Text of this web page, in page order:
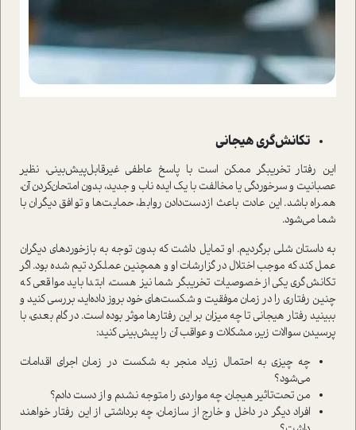
تکانش‌گری هیجانی
این رفتار تخریبگر ممکن است با پاسخ عاطفی غیرقابل‌پیش‌‌بینی، نظیر
عصبانیت و سرخوردگی یا مخالفت با یک ایده ناب و جدید، بدون امتحان‌کردن آن،
همراه باشد. این عادت باعث از‌دست‌دادن روابط، حمایت‌ها و توافق دیگران با
شما می‌شود.
به داستان شلی برگردیم. او تمایل داشت که بدون توجه به بازخوردهای دیگران
عمل کند که موجب اختلال در گزارشات او و همچنین عملکرد تیم شده بود. اگر
تکانش‌گری یکی از خصوصیات تخریبگر شما نیز هست، ابتدا باید مواقعی که
چنین رفتاری را در زمان موفقیت و شکست‌های خود بروز داده‌اید، بررسی کنید و
ببینید رفتار هیجانی تا چه میزان بر این رفتارها موثر بوده است. در گام بعدی، با
پرسیدن سوالات زیر، مشکلات و عواقب آن را پیش‌بینی کنید:
چه چیزی به احتمال زیاد منجر به شکست در زمان اجرای اقدامات
می‌شود؟
من تحت‌تاثیر هیجان، چه مواردی را متوجه نشدم و از دست دادم؟
افراد دیگر در داخل و خارج از سازمان، چه برداشتی از این رفتار خواهند